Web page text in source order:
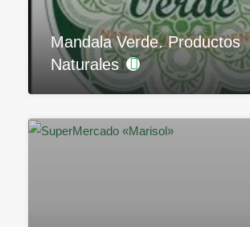
Mandala Verde. Productos
Naturales